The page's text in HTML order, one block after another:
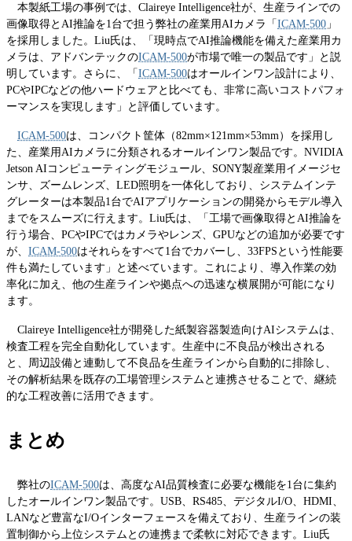
本製紙工場の事例では、Claireye Intelligence社が、生産ラインでの
画像取得とAI推論を1台で担う弊社の産業用AIカメラ「 ICAM-500 」
を採用しました。Liu氏は、「現時点でAI推論機能を備えた産業用カ
メラは、アドバンテックのICAM-500が市場で唯一の製品です」と説
明しています。さらに、「 ICAM-500はオールインワン設計により、
PCやIPCなどの他ハードウェアと比べても、非常に高いコストパフォ
ーマンスを実現します」と評価しています。
ICAM-500は、コンパクト筐体（82mm×121mm×53mm）を採用し
た、産業用AIカメラに分類されるオールインワン製品です。NVIDIA
Jetson AIコンピューティングモジュール、SONY製産業用イメージセ
ンサ、ズームレンズ、LED照明を一体化しており、システムインテ
グレーターは本製品1台でAIアプリケーションの開発からモデル導入
までをスムーズに行えます。Liu氏は、「工場で画像取得とAI推論を
行う場合、PCやIPCではカメラやレンズ、GPUなどの追加が必要です
が、 ICAM-500はそれらをすべて1台でカバーし、33FPSという性能要
件も満たしています」と述べています。これにより、導入作業の効
率化に加え、他の生産ラインや拠点への迅速な横展開が可能になり
ます。
Claireye Intelligence社が開発した紙製容器製造向けAIシステムは、
検査工程を完全自動化しています。生産中に不良品が検出される
と、周辺設備と連動して不良品を生産ラインから自動的に排除し、
その解析結果を既存の工場管理システムと連携させることで、継続
的な工程改善に活用できます。
まとめ
弊社のICAM-500は、高度なAI品質検査に必要な機能を1台に集約
したオールインワン製品です。USB、RS485、デジタルI/O、HDMI、
LANなど豊富なI/Oインターフェースを備えており、生産ラインの装
置制御から上位システムとの連携まで柔軟に対応できます。Liu氏